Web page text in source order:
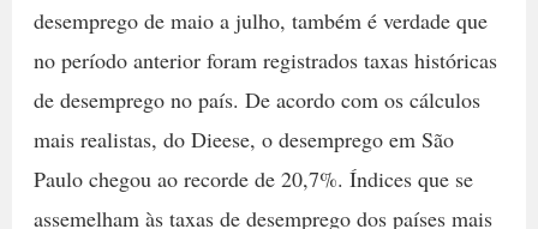
desemprego de maio a julho, também é verdade que
no período anterior foram registrados taxas históricas
de desemprego no país. De acordo com os cálculos
mais realistas, do Dieese, o desemprego em São
Paulo chegou ao recorde de 20,7%. Índices que se
assemelham às taxas de desemprego dos países mais